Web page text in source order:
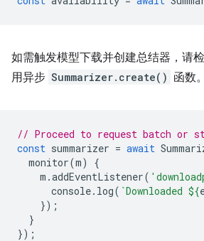
如需触发模型下载并创建总结器，请
用异步 Summarizer.create() 函数。
// Proceed to request batch or
const summarizer = await
monitor(m)
{
m .addEventListener(
console. log( `Downloaded ${
});
}
});